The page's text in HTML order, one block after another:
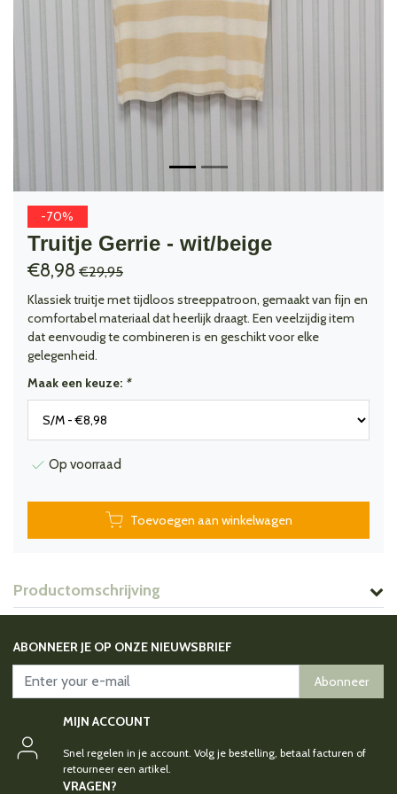
-70%
Truitje Gerrie - wit/beige
€8,98 €29,95
Klassiek truitje met tijdloos streeppatroon, gemaakt van fijn en
comfortabel materiaal dat heerlijk draagt. Een veelzijdig item
dat eenvoudig te combineren is en geschikt voor elke
gelegenheid.
Maak een keuze: *
Op voorraad
Toevoegen aan winkelwagen
Productomschrijving
ABONNEER JE OP ONZE NIEUWSBRIEF
Abonneer
MIJN ACCOUNT
Snel regelen in je account. Volg je bestelling, betaal facturen of
retourneer een artikel.
VRAGEN?